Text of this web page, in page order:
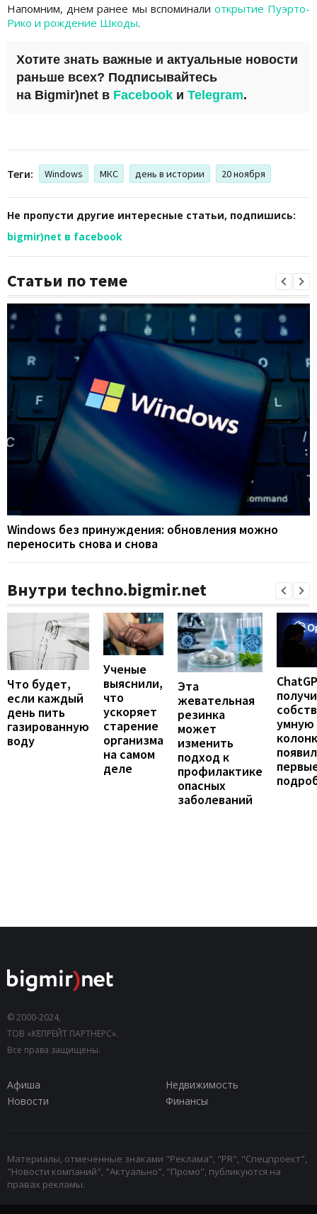
Напомним, днем ранее мы вспоминали открытие Пуэрто-
Рико и рождение Шкоды.
Хотите знать важные и актуальные новости
раньше всех? Подписывайтесь
на Bigmir)net в Facebook и Telegram.
Теги: Windows МКС день в истории 20 ноября
Не пропусти другие интересные статьи, подпишись:
bigmir)net в facebook
Статьи по теме
Windows без принуждения: обновления можно
переносить снова и снова
Внутри techno.bigmir.net
Что будет,
если каждый
день пить
газированную
воду
Ученые
выяснили,
что
ускоряет
старение
организма
на самом
деле
Эта
жевательная
резинка
может
изменить
подход к
профилактике
опасных
заболеваний
умную
© 2000-2024,
ТОВ «КЕПРЕЙТ ПАРТНЕРС».
Все права защищены.
Афиша
Недвижимость
Новости
Финансы
Материалы, отмеченные знаками "Реклама", "PR", "Спецпроект",
"Новости компаний", "Актуально", "Промо", публикуются на
правах рекламы.